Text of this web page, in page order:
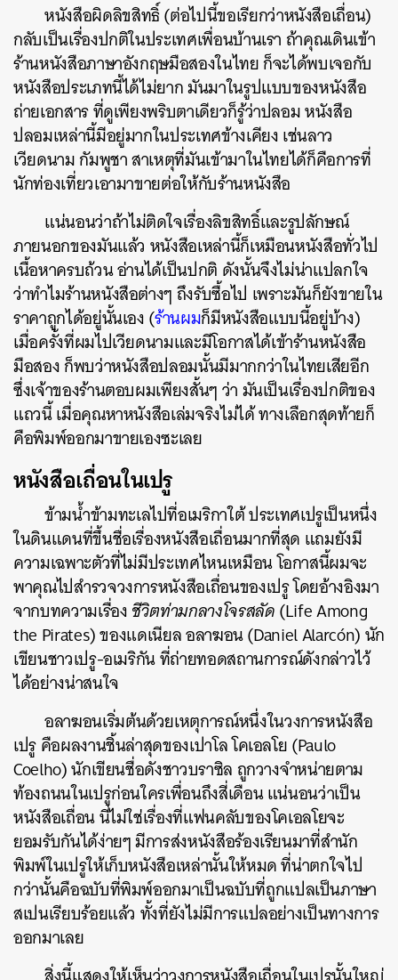
หนังสือผิดลิขสิทธิ์ (ต่อไปนี้ขอเรียกว่าหนังสือเถื่อน)
กลับเป็นเรื่องปกติในประเทศเพื่อนบ้านเรา ถ้าคุณเดินเข้า
ร้านหนังสือภาษาอังกฤษมือสองในไทย ก็จะได้พบเจอกับ
หนังสือประเภทนี้ได้ไม่ยาก มันมาในรูปแบบของหนังสือ
ถ่ายเอกสาร ที่ดูเพียงพริบตาเดียวก็รู้ว่าปลอม หนังสือ
ปลอมเหล่านี้มีอยู่มากในประเทศข้างเคียง เช่นลาว
เวียดนาม กัมพูชา สาเหตุที่มันเข้ามาในไทยได้ก็คือการที่
นักท่องเที่ยวเอามาขายต่อให้กับร้านหนังสือ
แน่นอนว่าถ้าไม่ติดใจเรื่องลิขสิทธิ์และรูปลักษณ์
ภายนอกของมันแล้ว หนังสือเหล่านี้ก็เหมือนหนังสือทั่วไป
เนื้อหาครบถ้วน อ่านได้เป็นปกติ ดังนั้นจึงไม่น่าแปลกใจ
ว่าทำไมร้านหนังสือต่างๆ ถึงรับซื้อไป เพราะมันก็ยังขายใน
ราคาถูกได้อยู่นั้นเอง (ร้านผมก็มีหนังสือแบบนี้อยู่บ้าง)
เมื่อครั้งที่ผมไปเวียดนามและมีโอกาสได้เข้าร้านหนังสือ
มือสอง ก็พบว่าหนังสือปลอมนั้นมีมากกว่าในไทยเสียอีก
ซึ่งเจ้าของร้านตอบผมเพียงสั้นๆ ว่า มันเป็นเรื่องปกติของ
แถวนี้ เมื่อคุณหาหนังสือเล่มจริงไม่ได้ ทางเลือกสุดท้ายก็
คือพิมพ์ออกมาขายเองซะเลย
หนังสือเถื่อนในเปรู
ข้ามน้ำข้ามทะเลไปที่อเมริกาใต้ประเทศเปรูเป็นหนึ่ง
ในดินแดนที่ขึ้นชื่อเรื่องหนังสือเถื่อนมากที่สุด แถมยังมี
ความเฉพาะตัวที่ไม่มีประเทศไหนเหมือนโอกาสนี้ผมจะ
พาคุณไปสำรวจวงการหนังสือเถื่อนของเปรู โดยอ้างอิงมา
จากบทความเรื่องชีวิตท่ามกลางโจรสลัด(Life Among
the Pirates) ของแดเนียล อลาฆอน (Daniel Alarcón) นัก
เขียนชาวเปรู-อเมริกัน ที่ถ่ายทอดสถานการณ์ดังกล่าวไว้
ได้อย่างน่าสนใจ
อลาฆอนเริ่มต้นด้วยเหตุการณ์หนึ่งในวงการหนังสือ
เปรู คือผลงานชิ้นล่าสุดของเปาโล โคเอลโย (Paulo
Coelho) นักเขียนชื่อดังชาวบราซิล ถูกวางจำหน่ายตาม
ท้องถนนในเปรูก่อนใครเพื่อนถึงสี่เดือน แน่นอนว่าเป็น
หนังสือเถื่อน นี่ไม่ใช่เรื่องที่แฟนคลับของโคเอลโยจะ
ยอมรับกันได้ง่ายๆ มีการส่งหนังสือร้องเรียนมาที่สำนัก
พิมพ์ในเปรูให้เก็บหนังสือเหล่านั้นให้หมด ที่น่าตกใจไป
กว่านั้นคือฉบับที่พิมพ์ออกมาเป็นฉบับที่ถูกแปลเป็นภาษา
สเปนเรียบร้อยแล้ว ทั้งที่ยังไม่มีการแปลอย่างเป็นทางการ
ออกมาเลย